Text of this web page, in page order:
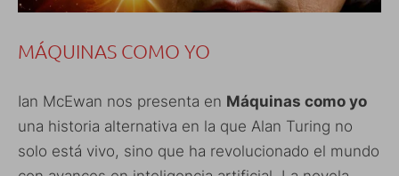
MÁQUINAS COMO YO
Ian McEwan nos presenta en Máquinas como yo
una historia alternativa en la que Alan Turing no
solo está vivo, sino que ha revolucionado el mundo